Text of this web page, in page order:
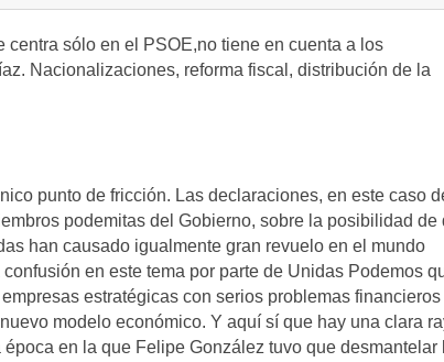
sólo en el PSOE,no tiene en cuenta a los
Nacionalizaciones, reforma fiscal, distribución de la
punto de fricción. Las declaraciones, en este caso
podemitas del Gobierno, sobre la posibilidad de
han causado igualmente gran revuelo en el mundo
en este tema por parte de Unidas Podemos
estratégicas con serios problemas financieros
modelo económico. Y aquí sí que hay una clara
en la que Felipe González tuvo que desmantelar